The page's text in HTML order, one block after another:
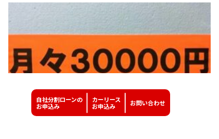
自社分割ローンの
お申込み
カーリース
お申込み
お問い合わせ